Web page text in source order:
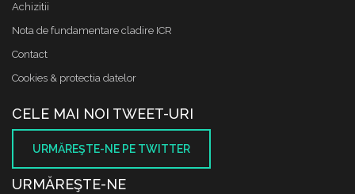
Achizitii
Nota de fundamentare cladire ICR
Contact
Cookies & protectia datelor
CELE MAI NOI TWEET-URI
URMĂREŞTE-NE PE TWITTER
URMĂREŞTE-NE